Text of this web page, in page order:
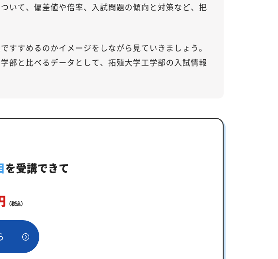
いて、偏差値や倍率、入試問題の傾向と対策など、把
すめるのかイメージをしながら見ていきましょう。
部と比べるデータとして、拓殖大学工学部の入試情報
を受講できて
（税込）